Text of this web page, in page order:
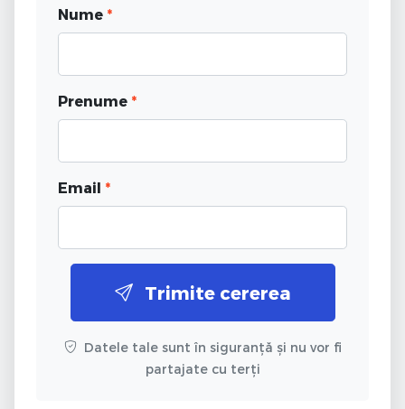
Nume *
Prenume *
Email *
Trimite cererea
Datele tale sunt în siguranță și nu vor fi
partajate cu terți